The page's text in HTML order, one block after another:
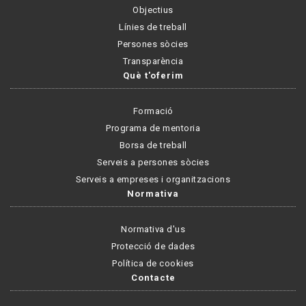
Objectius
Línies de treball
Persones sòcies
Transparència
Què t'oferim
Formació
Programa de mentoria
Borsa de treball
Serveis a persones sòcies
Serveis a empreses i organitzacions
Normativa
Normativa d'us
Protecció de dades
Política de cookies
Contacte